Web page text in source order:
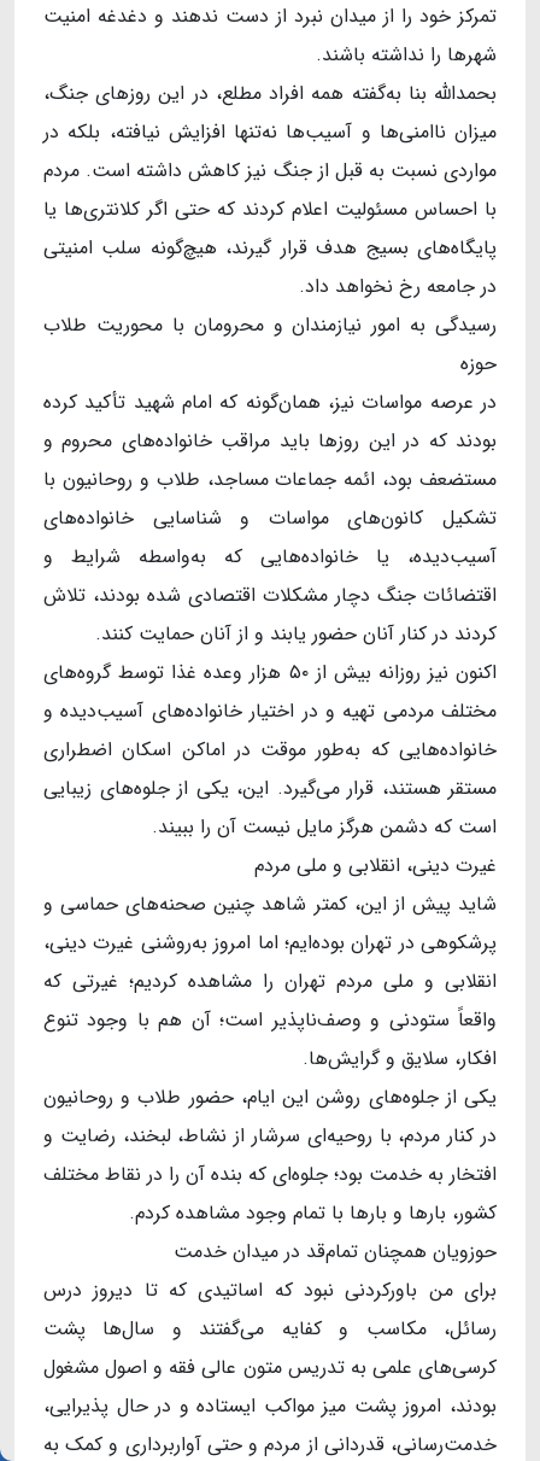
تمرکز خود را از میدان نبرد از دست ندهند و دغدغه امنیت
شهرها را نداشته باشند.
بحمدالله بنا به‌گفته همه افراد مطلع، در این روزهای جنگ،
میزان ناامنی‌ها و آسیب‌ها نه‌تنها افزایش نیافته، بلکه در
مواردی نسبت به قبل از جنگ نیز کاهش داشته است. مردم
با احساس مسئولیت اعلام کردند که حتی اگر کلانتری‌ها یا
پایگاه‌های بسیج هدف قرار گیرند، هیچ‌گونه سلب امنیتی
در جامعه رخ نخواهد داد.
رسیدگی به امور نیازمندان و محرومان با محوریت طلاب
حوزه
در عرصه مواسات نیز، همان‌گونه که امام شهید تأکید کرده
بودند که در این روزها باید مراقب خانواده‌های محروم و
مستضعف بود، ائمه جماعات مساجد، طلاب و روحانیون با
تشکیل کانون‌های مواسات و شناسایی خانواده‌های
آسیب‌دیده، یا خانواده‌هایی که به‌واسطه شرایط و
اقتضائات جنگ دچار مشکلات اقتصادی شده بودند، تلاش
کردند در کنار آنان حضور یابند و از آنان حمایت کنند.
اکنون نیز روزانه بیش از ۵۰ هزار وعده غذا توسط گروه‌های
مختلف مردمی تهیه و در اختیار خانواده‌های آسیب‌دیده و
خانواده‌هایی که به‌طور موقت در اماکن اسکان اضطراری
مستقر هستند، قرار می‌گیرد. این، یکی از جلوه‌های زیبایی
است که دشمن هرگز مایل نیست آن را ببیند.
غیرت دینی، انقلابی و ملی مردم
شاید پیش از این، کمتر شاهد چنین صحنه‌های حماسی و
پرشکوهی در تهران بوده‌ایم؛ اما امروز به‌روشنی غیرت دینی،
انقلابی و ملی مردم تهران را مشاهده کردیم؛ غیرتی که
واقعاً ستودنی و وصف‌ناپذیر است؛ آن هم با وجود تنوع
افکار، سلایق و گرایش‌ها.
یکی از جلوه‌های روشن این ایام، حضور طلاب و روحانیون
در کنار مردم، با روحیه‌ای سرشار از نشاط، لبخند، رضایت و
افتخار به خدمت بود؛ جلوه‌ای که بنده آن را در نقاط مختلف
کشور، بارها و بارها با تمام وجود مشاهده کردم.
حوزویان همچنان تمام‌قد در میدان خدمت
برای من باورکردنی نبود که اساتیدی که تا دیروز درس
رسائل، مکاسب و کفایه می‌گفتند و سال‌ها پشت
کرسی‌های علمی به تدریس متون عالی فقه و اصول مشغول
بودند، امروز پشت میز مواکب ایستاده و در حال پذیرایی،
خدمت‌رسانی، قدردانی از مردم و حتی آواربرداری و کمک به